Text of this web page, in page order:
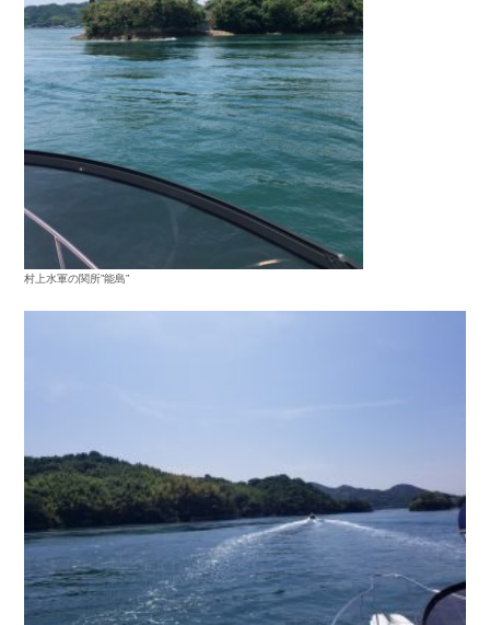
村上水軍の関所”能島”